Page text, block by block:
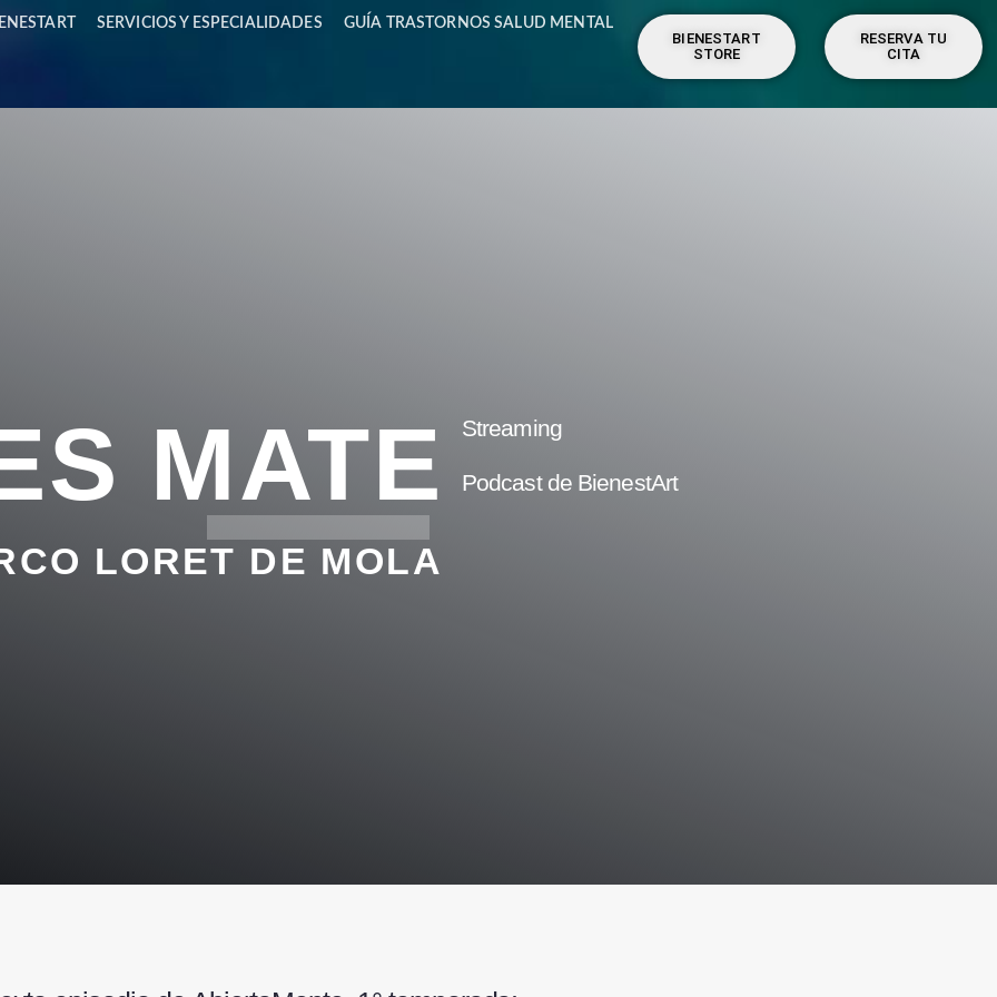
SERVICIOS Y ESPECIALIDADES
GUÍA TRASTORNOS SALUD MENTAL
BIENESTART
STORE
RESERVA TU
CITA
MATE Streaming
Podcast de BienestArt
LORET DE MOLA